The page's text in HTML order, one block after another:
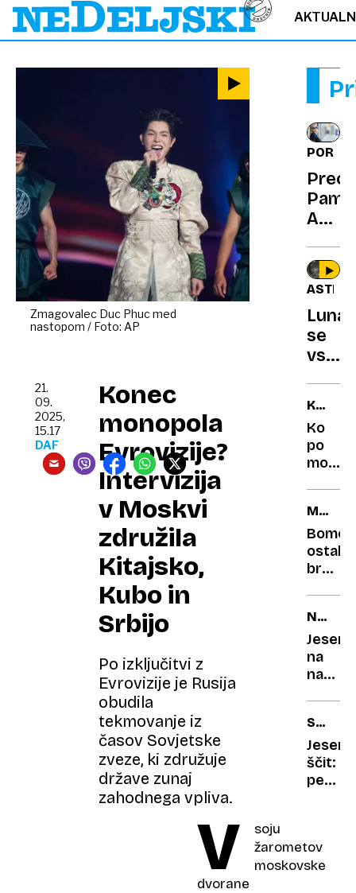
Zmagovalec Duc Phuc med
nastopom / Foto: AP
Konec
monopola
Evrovizije?
Intervizija
v Moskvi
združila
Kitajsko,
Kubo in
Srbijo
Po izključitvi z
Evrovizije je Rusija
obudila
tekmovanje iz
časov Sovjetske
zveze, ki združuje
države zunaj
zahodnega vpliva.
21.
09.
2025,
15.17
DAF
V
soju
žarometov
moskovske
dvorane
do
Luna
se
vsako
od
–
fizik
zakaj
MATEE
Ko
po
modni
75-
letnice
in
obleka
POGINI
IN
PRAZNI
Bomo
ostali
brez
NA
Jesen
na
SKRB
ZASE
ščit:
pet
sistem